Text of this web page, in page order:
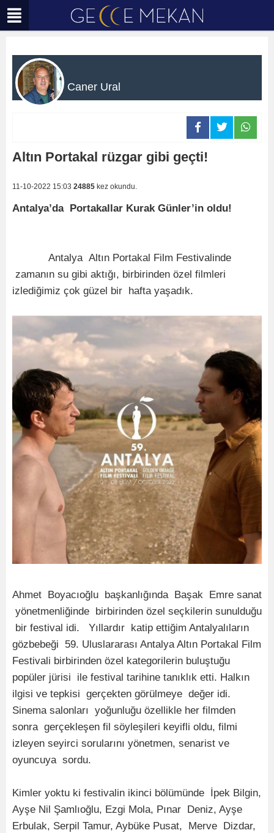
Caner Ural
Altın Portakal rüzgar gibi geçti!
11-10-2022 15:03 24885 kez okundu.
Antalya’da Portakallar Kurak Günler’in oldu!
Antalya Altın Portakal Film Festivalinde
zamanın su gibi aktığı, birbirinden özel filmleri
izlediğimiz çok güzel bir hafta yaşadık.
Ahmet Boyacıoğlu başkanlığında Başak Emre sanat
yönetmenliğinde birbirinden özel seçkilerin sunulduğu
bir festival idi. Yıllardır katip ettiğim Antalyalıların
gözbebeği 59. Uluslararası Antalya Altın Portakal Film
Festivali birbirinden özel kategorilerin buluştuğu
popüler jürisi ile festival tarihine tanıklık etti. Halkın
ilgisi ve tepkisi gerçekten görülmeye değer idi.
Sinema salonları yoğunluğu özellikle her filmden
sonra gerçekleşen fil söyleşileri keyifli oldu, filmi
izleyen seyirci sorularını yönetmen, senarist ve
oyuncuya sordu.
Kimler yoktu ki festivalin ikinci bölümünde İpek Bilgin,
Ayşe Nil Şamlıoğlu, Ezgi Mola, Pınar Deniz, Ayşe
Erbulak, Serpil Tamur, Aybüke Pusat, Merve Dizdar,